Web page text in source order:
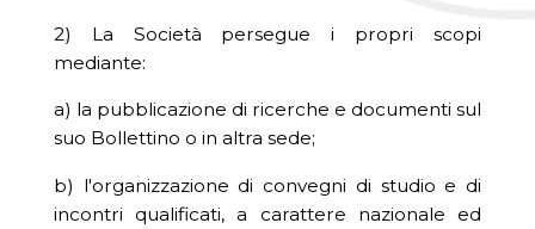
2) La Società persegue i propri scopi
mediante:
a) la pubblicazione di ricerche e documenti sul
suo Bollettino o in altra sede;
b) l'organizzazione di convegni di studio e di
incontri qualificati, a carattere nazionale ed